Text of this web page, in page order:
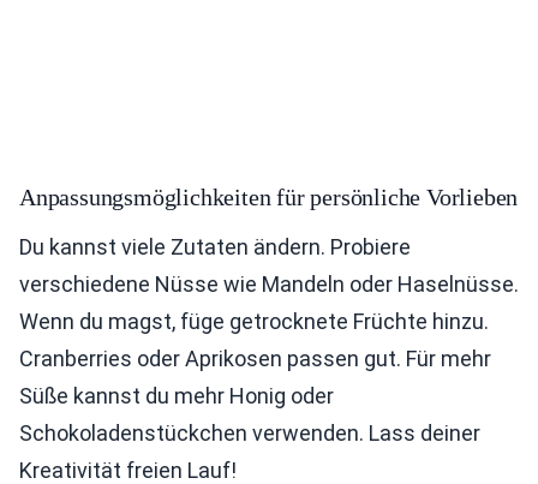
Anpassungsmöglichkeiten für persönliche Vorlieben
Du kannst viele Zutaten ändern. Probiere
verschiedene Nüsse wie Mandeln oder Haselnüsse.
Wenn du magst, füge getrocknete Früchte hinzu.
Cranberries oder Aprikosen passen gut. Für mehr
Süße kannst du mehr Honig oder
Schokoladenstückchen verwenden. Lass deiner
Kreativität freien Lauf!